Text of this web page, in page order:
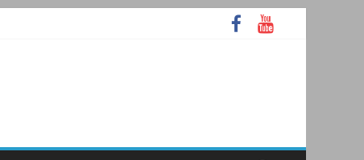
ядро Atlas Ellipse